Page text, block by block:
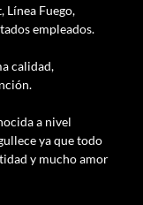
Línea Fuego,
empleados.
calidad,
a nivel
ya que todo
y mucho amor